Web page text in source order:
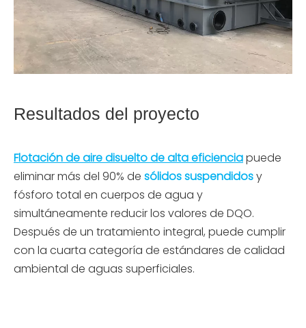
Resultados del proyecto
Flotación de aire disuelto de alta eficienciapuede
eliminar más del 90% de sólidos suspendidosy
fósforo total en cuerpos de agua y
simultáneamente reducir los valores de DQO.
Después de un tratamiento integral, puede cumplir
con la cuarta categoría de estándares de calidad
ambiental de aguas superficiales.